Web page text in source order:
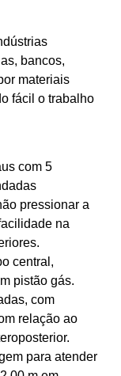
bancos,
materiais
fácil o trabalho
com 5
pressionar a
na
central,
pistão gás.
com
relação ao
para atender